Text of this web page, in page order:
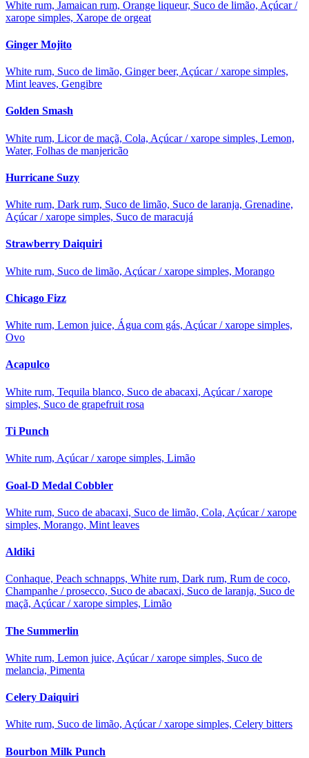
White rum, Jamaican rum, Orange liqueur, Suco de limão, Açúcar /
xarope simples, Xarope de orgeat
Ginger Mojito
White rum, Suco de limão, Ginger beer, Açúcar / xarope simples,
Mint leaves, Gengibre
Golden Smash
White rum, Licor de maçã, Cola, Açúcar / xarope simples, Lemon,
Water, Folhas de manjericão
Hurricane Suzy
White rum, Dark rum, Suco de limão, Suco de laranja, Grenadine,
Açúcar / xarope simples, Suco de maracujá
Strawberry Daiquiri
White rum, Suco de limão, Açúcar / xarope simples, Morango
Chicago Fizz
White rum, Lemon juice, Água com gás, Açúcar / xarope simples,
Ovo
Acapulco
White rum, Tequila blanco, Suco de abacaxi, Açúcar / xarope
simples, Suco de grapefruit rosa
Ti Punch
White rum, Açúcar / xarope simples, Limão
Goal-D Medal Cobbler
White rum, Suco de abacaxi, Suco de limão, Cola, Açúcar / xarope
simples, Morango, Mint leaves
Aldiki
Conhaque, Peach schnapps, White rum, Dark rum, Rum de coco,
Champanhe / prosecco, Suco de abacaxi, Suco de laranja, Suco de
maçã, Açúcar / xarope simples, Limão
The Summerlin
White rum, Lemon juice, Açúcar / xarope simples, Suco de
melancia, Pimenta
Celery Daiquiri
White rum, Suco de limão, Açúcar / xarope simples, Celery bitters
Bourbon Milk Punch